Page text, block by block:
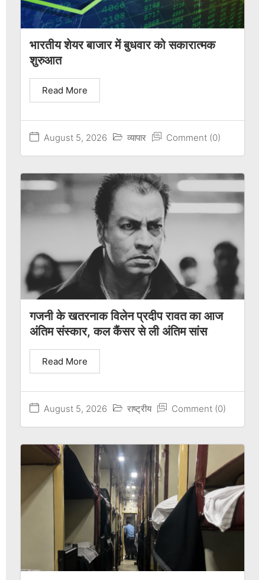
भारतीय शेयर बाजार में बुधवार को सकारात्मक
शुरुआत
August 5, 2026 व्यापार Comment (0)
Read More
गजनी के खतरनाक विलेन प्रदीप रावत का आज
अंतिम संस्कार, कल कैंसर से ली अंतिम सांस
August 5, 2026 राष्ट्रीय Comment (0)
Read More